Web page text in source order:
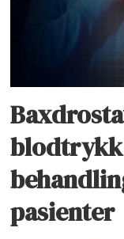
pasienter